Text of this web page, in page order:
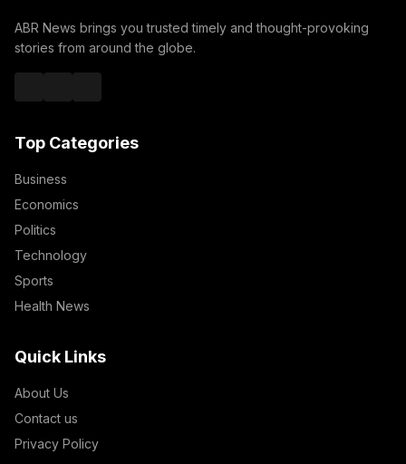
ABR News brings you trusted timely and thought-provoking
stories from around the globe.
Top Categories
Business
Economics
Politics
Technology
Sports
Health News
Quick Links
About Us
Contact us
Privacy Policy